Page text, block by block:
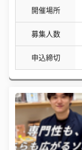
開催場所
募集人数
申込締切